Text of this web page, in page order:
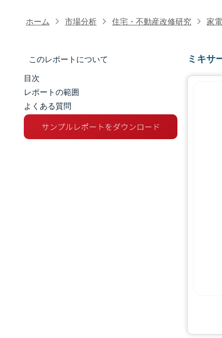
ホーム 市場分析 住宅・不動産改修研究 家
このレポートについて
マーケットスナップショット
市場概要
主な市場動向
目次
レポートの範囲
よくある質問
ミキサ